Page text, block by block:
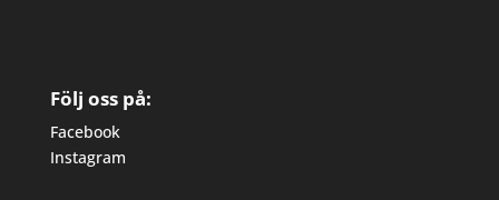
Följ oss på:
Facebook
Instagram